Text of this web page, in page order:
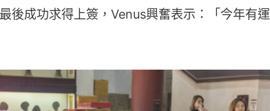
後成功求得上簽，Venus興奮表示：「今年有運